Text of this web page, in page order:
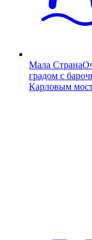
Мала Страна
градом с
Карловым